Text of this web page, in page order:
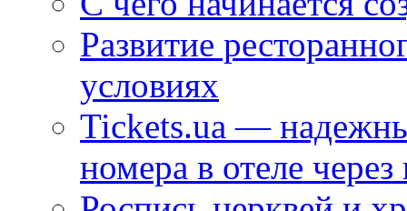
Развитие
условиях
Tickets.ua —
номера в отеле через